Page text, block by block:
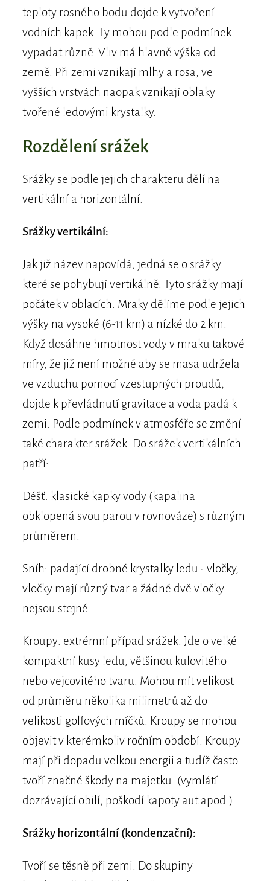
teploty rosného bodu dojde k vytvoření
vodních kapek. Ty mohou podle podmínek
vypadat různě. Vliv má hlavně výška od
země. Při zemi vznikají mlhy a rosa, ve
vyšších vrstvách naopak vznikají oblaky
tvořené ledovými krystalky.
Rozdělení srážek
Srážky se podle jejich charakteru dělí na
vertikální a horizontální.
Srážky vertikální:
Jak již název napovídá, jedná se o srážky
které se pohybují vertikálně. Tyto srážky mají
počátek v oblacích. Mraky dělíme podle jejich
výšky na vysoké (6-11 km) a nízké do 2 km.
Když dosáhne hmotnost vody v mraku takové
míry, že již není možné aby se masa udržela
ve vzduchu pomocí vzestupných proudů,
dojde k převládnutí gravitace a voda padá k
zemi. Podle podmínek v atmosféře se změní
také charakter srážek. Do srážek vertikálních
patří:
Déšť: klasické kapky vody (kapalina
obklopená svou parou v rovnováze) s různým
průměrem.
Sníh: padající drobné krystalky ledu - vločky,
vločky mají různý tvar a žádné dvě vločky
nejsou stejné.
Kroupy: extrémní případ srážek. Jde o velké
kompaktní kusy ledu, většinou kulovitého
nebo vejcovitého tvaru. Mohou mít velikost
od průměru několika milimetrů až do
velikosti golfových míčků. Kroupy se mohou
objevit v kterémkoliv ročním období. Kroupy
mají při dopadu velkou energii a tudíž často
tvoří značné škody na majetku. (vymlátí
dozrávající obilí, poškodí kapoty aut apod.)
Srážky horizontální (kondenzační):
Tvoří se těsně při zemi. Do skupiny